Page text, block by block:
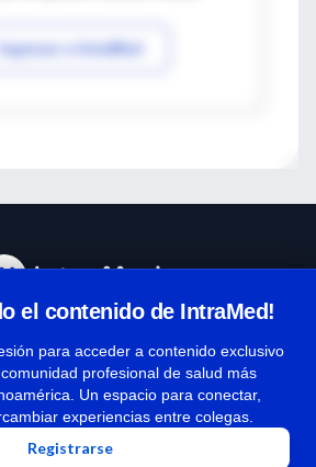
Ingresar a IntraMed
el contenido de IntraMed!
para acceder a contenido exclusivo
profesional de salud más
Un espacio para conectar,
experiencias entre colegas.
Registrarse
y condiciones
de privacidad
reservados | Copyright 1997-2026